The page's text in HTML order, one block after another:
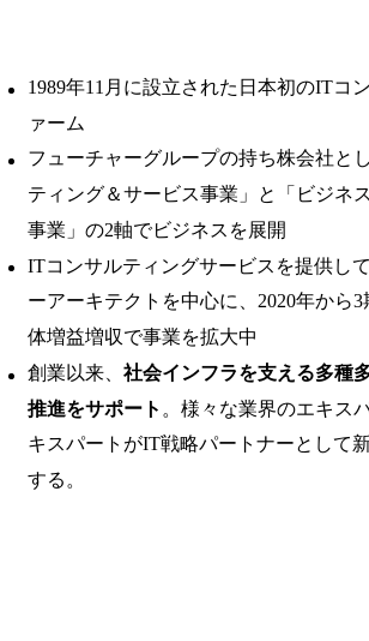
1989年11月に設立された日本初のITコ
ァーム
フューチャーグループの持ち株会社と
ティング＆サービス事業」と「ビジネ
事業」の2軸でビジネスを展開
ITコンサルティングサービスを提供し
ーアーキテクトを中心に、2020年から
体増益増収で事業を拡大中
創業以来、 社会インフラを支える多種
推進をサポート 。様々な業界のエキス
キスパートがIT戦略パートナーとして
する。